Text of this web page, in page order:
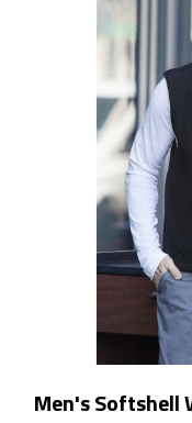
Drinkflessen
Opvouwbare drinkfles
Drinkflessen met
Sportflessen
Thermosflessen
Waterflesjes
Waterflessen
Men's Softshell